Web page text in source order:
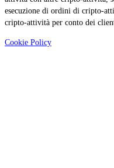
esecuzione di ordini di cripto-
cripto-attività per conto dei
Cookie Policy